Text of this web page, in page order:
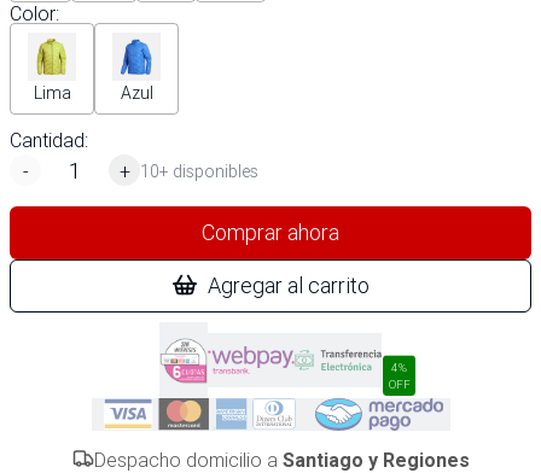
Color:
Lima Azul
Cantidad:
-
+ 10+ disponibles
Comprar ahora
Agregar al carrito
4%
OFF
Despacho domicilio a Santiago y Regiones